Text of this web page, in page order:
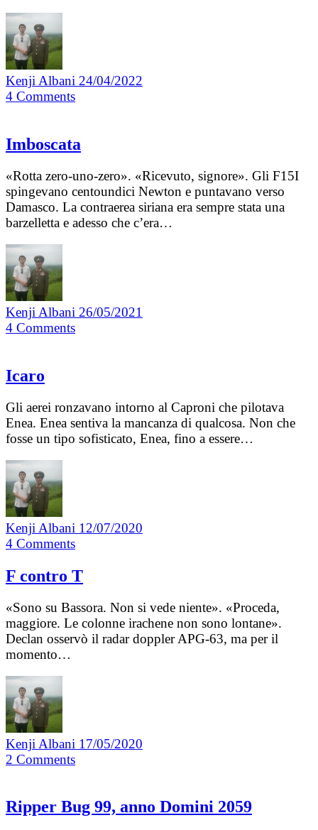
Kenji Albani 24/04/2022
4 Comments
Imboscata
«Rotta zero-uno-zero». «Ricevuto, signore». Gli F15I
spingevano centoundici Newton e puntavano verso
Damasco. La contraerea siriana era sempre stata una
barzelletta e adesso che c’era…
Kenji Albani 26/05/2021
4 Comments
Icaro
Gli aerei ronzavano intorno al Caproni che pilotava
Enea. Enea sentiva la mancanza di qualcosa. Non che
fosse un tipo sofisticato, Enea, fino a essere…
Kenji Albani 12/07/2020
4 Comments
F contro T
«Sono su Bassora. Non si vede niente». «Proceda,
maggiore. Le colonne irachene non sono lontane».
Declan osservò il radar doppler APG-63, ma per il
momento…
Kenji Albani 17/05/2020
2 Comments
Ripper Bug 99, anno Domini 2059